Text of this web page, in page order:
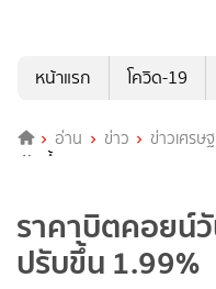
หน้าแรก
โควิด-19
อ่าน ข่าว ข่าวเศรษ
ปรับขึ้น 1.99%
ราคาบิตคอยน์
ปรับขึ้น 1.99%